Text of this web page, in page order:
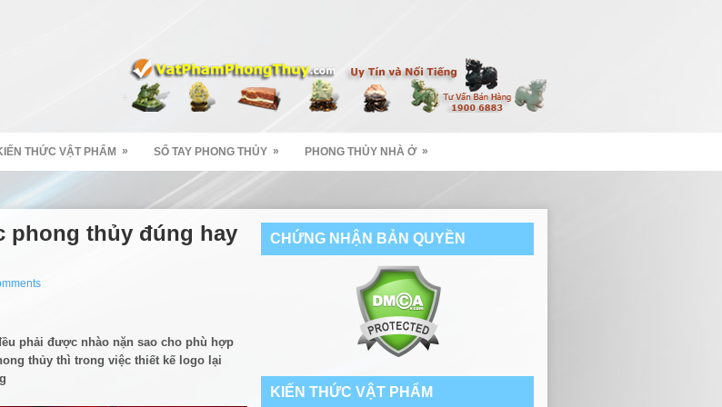
THỨC VẬT PHẨM » SỔ TAY PHONG THỦY » PHONG THỦY NHÀ Ở »
phong thủy đúng hay
phải được nhào nặn sao cho phù hợp
thủy thì trong việc thiết kế logo lại
CHỨNG NHẬN BẢN QUYỀN
KIẾN THỨC VẬT PHẨM